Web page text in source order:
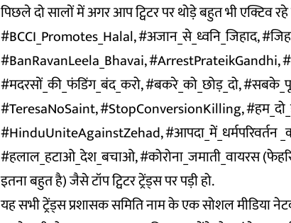
पिछले दो सालों में अगर आप ट्विटर पर थोड़े बहुत भी एक्टिव
#BCCI_Promotes_Halal, #अजान_से_ध्वनि_जिहाद,
#BanRavanLeela_Bhavai, #ArrestPrateikGandhi,
#मदरसों_की_फंडिंग_बंद_करो, #बकरे_को_छोड़_दो,
#TeresaNoSaint, #StopConversionKilling,
#HinduUniteAgainstZehad, #आपदा_में_धर्मपरिवर्तन
#हलाल_हटाओ_देश_बचाओ, #कोरोना_जमाती_वायरस
इतना बहुत है) जैसे टॉप ट्विटर ट्रेंड्स पर पड़ी हो.
यह सभी ट्रेंड्स प्रशासक समिति नाम के एक सोशल मीडिया